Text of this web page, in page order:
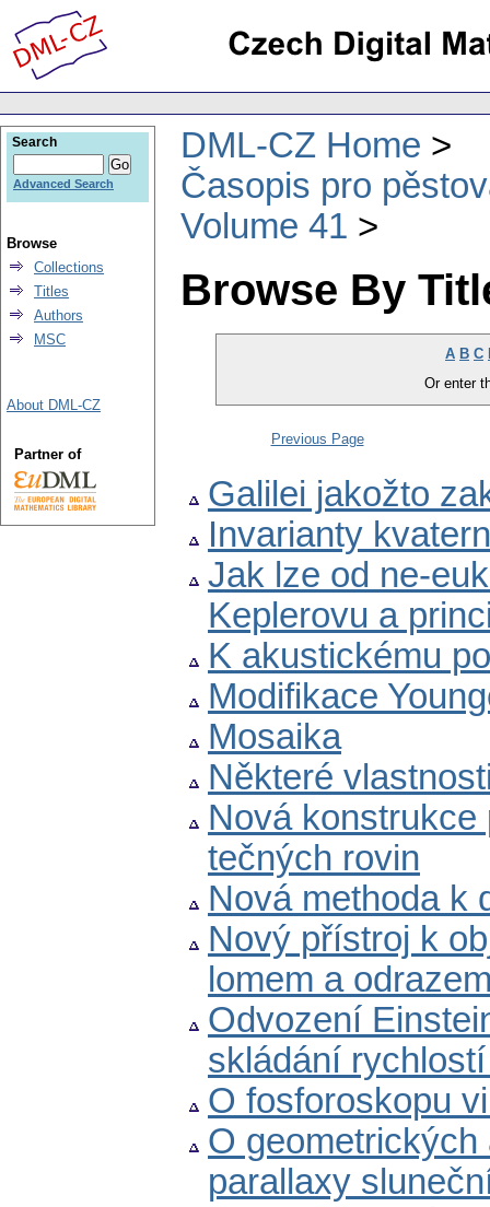
DML-CZ Home
Časopis pro
Volume 41
Browse By
A B C
Or enter
Previous Page
Galilei jakožto
Invarianty
Jak lze od ne-
Keplerovu a
K akustickému
Modifikace
Mosaika
Některé
Nová
tečných rovin
Nová methoda k
Nový přístroj k
lomem a
Odvození
skládání
O fosforoskopu
O
parallaxy
Search
Advanced Search
Browse
Collections
Titles
Authors
MSC
About DML-CZ
Partner of